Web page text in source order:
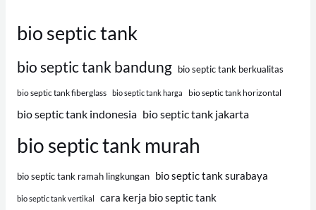
bio septic tank
bio septic tank bandung bio septic tank berkualitas
bio septic tank fiberglass bio septic tank harga bio septic tank horizontal
bio septic tank indonesia bio septic tank jakarta
bio septic tank murah
bio septic tank ramah lingkungan bio septic tank surabaya
bio septic tank vertikal cara kerja bio septic tank